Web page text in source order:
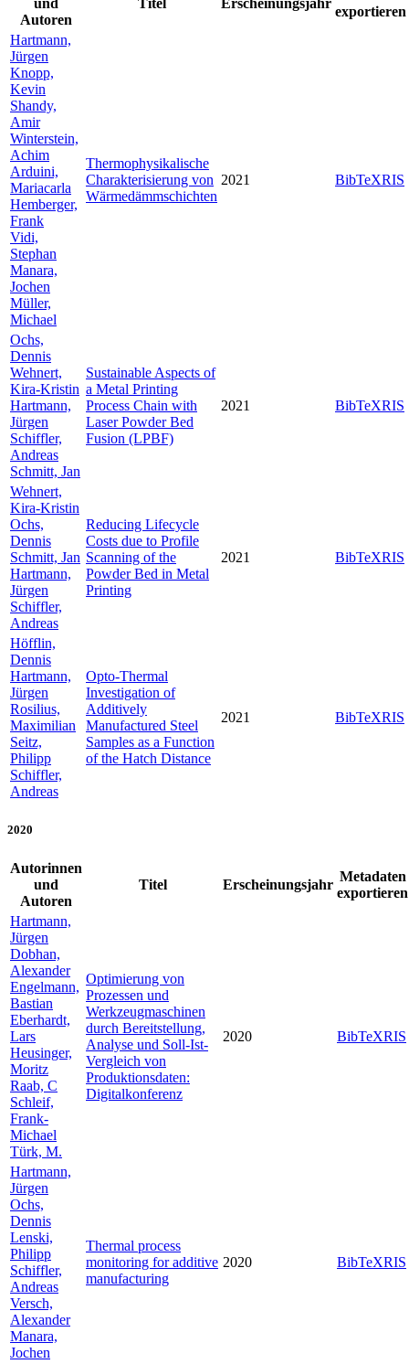
und
Autoren
Titel Erscheinungsjahr
exportieren
Hartmann,
Jürgen
Knopp,
Kevin
Shandy,
Amir
Winterstein,
Achim
Arduini,
Mariacarla
Hemberger,
Frank
Vidi,
Stephan
Manara,
Jochen
Müller,
Michael
Thermophysikalische
Charakterisierung von
Wärmedämmschichten
2021 BibTeXRIS
Ochs,
Dennis
Wehnert,
Kira-Kristin
Hartmann,
Jürgen
Schiffler,
Andreas
Schmitt, Jan
Sustainable Aspects of
a Metal Printing
Process Chain with
Laser Powder Bed
Fusion (LPBF)
2021 BibTeXRIS
Wehnert,
Kira-Kristin
Ochs,
Dennis
Schmitt, Jan
Hartmann,
Jürgen
Schiffler,
Andreas
Reducing Lifecycle
Costs due to Profile
Scanning of the
Powder Bed in Metal
Printing
2021 BibTeXRIS
Höfflin,
Dennis
Hartmann,
Jürgen
Rosilius,
Maximilian
Seitz,
Philipp
Schiffler,
Andreas
Opto-Thermal
Investigation of
Additively
Manufactured Steel
Samples as a Function
of the Hatch Distance
2021 BibTeXRIS
2020
Autorinnen
und
Autoren
Titel Erscheinungsjahr
Metadaten
exportieren
Hartmann,
Jürgen
Dobhan,
Alexander
Engelmann,
Bastian
Eberhardt,
Lars
Heusinger,
Moritz
Raab, C
Schleif,
Frank-
Michael
Türk, M.
Optimierung von
Prozessen und
Werkzeugmaschinen
durch Bereitstellung,
Analyse und Soll-Ist-
Vergleich von
Produktionsdaten:
Digitalkonferenz
2020 BibTeXRIS
Hartmann,
Jürgen
Ochs,
Dennis
Lenski,
Philipp
Schiffler,
Andreas
Versch,
Alexander
Manara,
Jochen
Thermal process
monitoring for additive
manufacturing
2020 BibTeXRIS